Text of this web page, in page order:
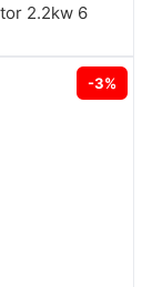
2.2kw 6
-3%